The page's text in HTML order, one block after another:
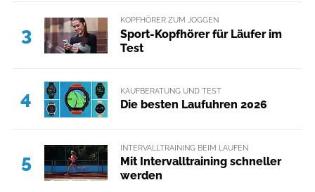
3
KOPFHÖRER ZUM JOGGEN
Sport-Kopfhörer für Läufer im
Test
4 KAUFBERATUNG UND TEST
Die besten Laufuhren 2026
5
INTERVALLTRAINING BEIM LAUFEN
Mit Intervalltraining schneller
werden